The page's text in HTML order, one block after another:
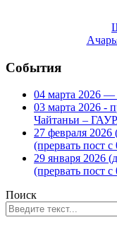
События
04 марта 2026
03 марта 2026 -
Чайтаньи –
27 февраля
(прервать пост
29 января 2026
(прервать пост
Поиск